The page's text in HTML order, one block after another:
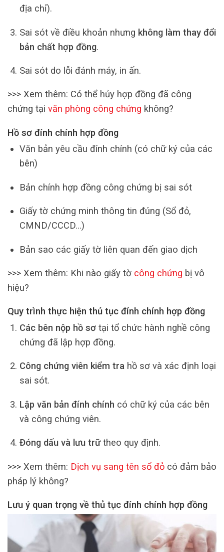
địa chỉ).
Sai sót về điều khoản nhưng không làm thay đổi
bản chất hợp đồng.
Sai sót do lỗi đánh máy, in ấn.
>>> Xem thêm: Có thể hủy hợp đồng đã công
chứng tại văn phòng công chứng không?
Hồ sơ đính chính hợp đồng
Văn bản yêu cầu đính chính (có chữ ký của các
bên)
Bản chính hợp đồng công chứng bị sai sót
Giấy tờ chứng minh thông tin đúng (Sổ đỏ,
CMND/CCCD…)
Bản sao các giấy tờ liên quan đến giao dịch
>>> Xem thêm: Khi nào giấy tờ công chứng bị vô
hiệu?
Quy trình thực hiện thủ tục đính chính hợp đồng
Các bên nộp hồ sơtại tổ chức hành nghề công
chứng đã lập hợp đồng.
Công chứng viên kiểm trahồ sơ và xác định loại
sai sót.
Lập văn bản đính chính có chữ ký của các bên
và công chứng viên.
Đóng dấu và lưu trữtheo quy định.
>>> Xem thêm: Dịch vụ sang tên sổ đỏ có đảm bảo
pháp lý không?
Lưu ý quan trọng về thủ tục đính chính hợp đồng